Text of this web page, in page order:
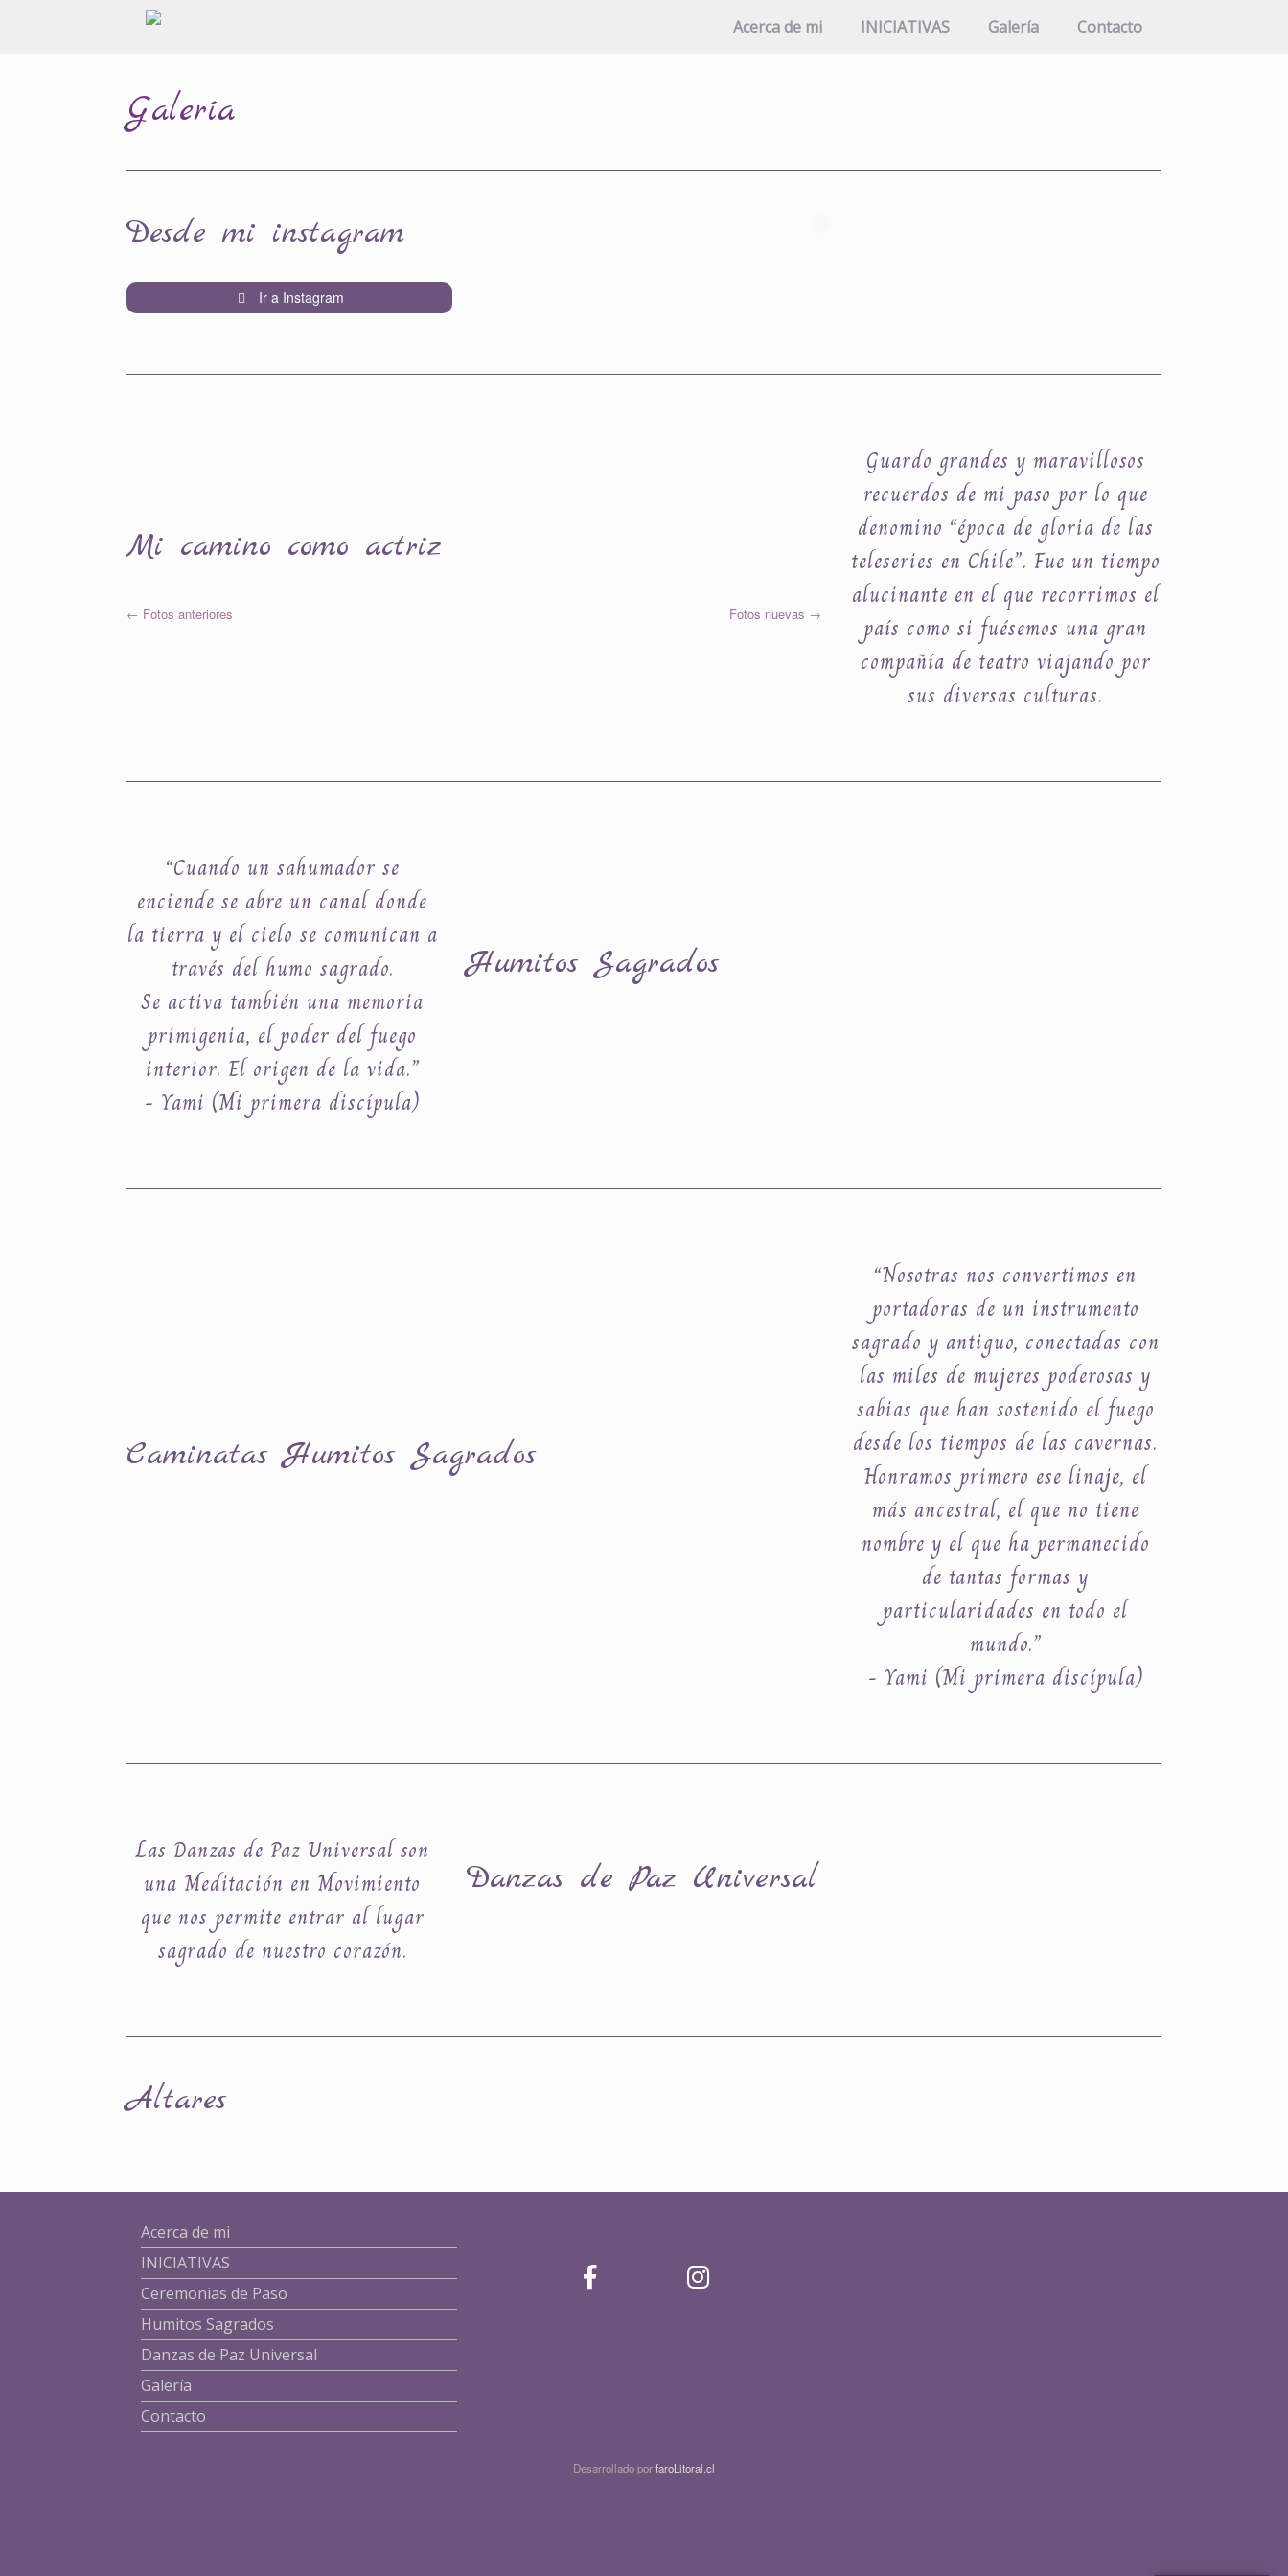
Acerca de mi INICIATIVAS Galería Contacto
Galería
Desde mi instagram
Ir a Instagram
Mi camino como actriz
← Fotos anteriores Fotos nuevas →
Guardo grandes y maravillosos
recuerdos de mi paso por lo que
denomino “época de gloria de las
teleseries en Chile”. Fue un tiempo
alucinante en el que recorrimos el
país como si fuésemos una gran
compañía de teatro viajando por
sus diversas culturas.
“Cuando un sahumador se
enciende se abre un canal donde
la tierra y el cielo se comunican a
través del humo sagrado.
Se activa también una memoria
primigenia, el poder del fuego
interior. El origen de la vida.”
- Yami (Mi primera discípula)
Humitos Sagrados
Caminatas Humitos Sagrados
“Nosotras nos convertimos en
portadoras de un instrumento
sagrado y antiguo, conectadas con
las miles de mujeres poderosas y
sabias que han sostenido el fuego
desde los tiempos de las cavernas.
Honramos primero ese linaje, el
más ancestral, el que no tiene
nombre y el que ha permanecido
de tantas formas y
particularidades en todo el
mundo.”
- Yami (Mi primera discípula)
Las Danzas de Paz Universal son
una Meditación en Movimiento
que nos permite entrar al lugar
sagrado de nuestro corazón.
Danzas de Paz Universal
Altares
Acerca de mi
INICIATIVAS
Ceremonias de Paso
Humitos Sagrados
Danzas de Paz Universal
Galería
Contacto
Desarrollado porfaroLitoral.cl